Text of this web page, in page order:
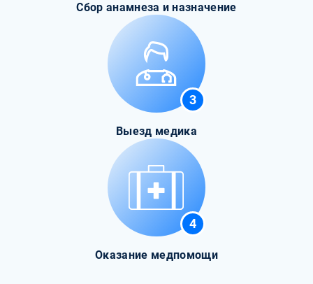
Сбор анамнеза и назначение
3
Выезд медика
4
Оказание медпомощи